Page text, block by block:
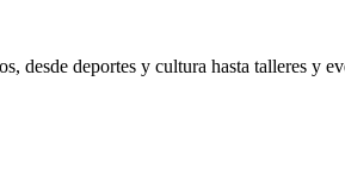
desde deportes y cultura hasta talleres y